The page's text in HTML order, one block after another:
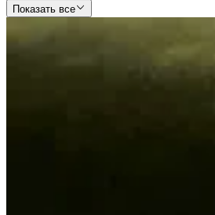
Показать все